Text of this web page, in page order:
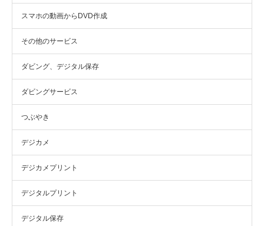
スマホの動画からDVD作成
その他のサービス
ダビング、デジタル保存
ダビングサービス
つぶやき
デジカメ
デジカメプリント
デジタルプリント
デジタル保存